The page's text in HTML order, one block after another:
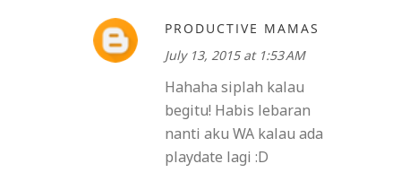
PRODUCTIVE MAMAS
July 13, 2015 at 1:53 AM
Hahaha siplah kalau
begitu! Habis lebaran
nanti aku WA kalau ada
playdate lagi :D